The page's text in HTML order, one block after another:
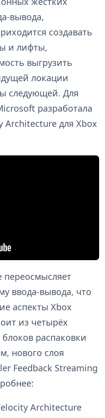
вывода,
создавать
и лифты,
выгрузить
локации
следующей. Для
разработала
Architecture для Xbox
переосмысляет
ввода-вывода, что
аспекты Xbox
из четырёх
распаковки
нового слоя
Feedback Streaming
Architecture